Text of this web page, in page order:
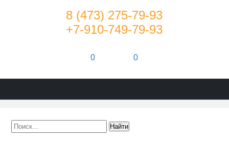
8 (473) 275-79-93
+7-910-749-79-93
0 0